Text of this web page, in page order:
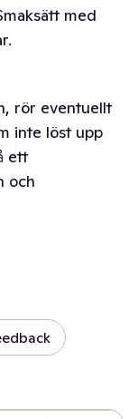
med
rör eventuellt
inte löst upp
ett
och